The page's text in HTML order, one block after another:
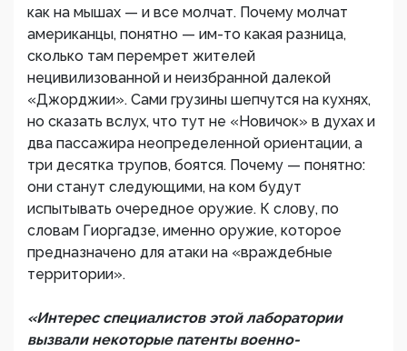
как на мышах — и все молчат. Почему молчат
американцы, понятно — им-то какая разница,
сколько там перемрет жителей
нецивилизованной и неизбранной далекой
«Джорджии». Сами грузины шепчутся на кухнях,
но сказать вслух, что тут не «Новичок» в духах и
два пассажира неопределенной ориентации, а
три десятка трупов, боятся. Почему — понятно:
они станут следующими, на ком будут
испытывать очередное оружие. К слову, по
словам Гиоргадзе, именно оружие, которое
предназначено для атаки на «враждебные
территории».
«Интерес специалистов этой лаборатории
вызвали некоторые патенты военно-